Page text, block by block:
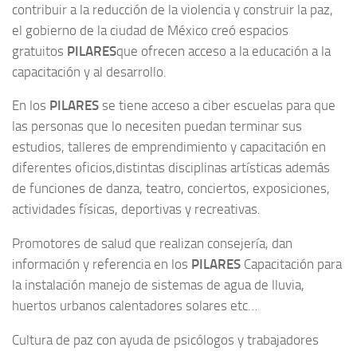
contribuir a la reducción de la violencia y construir la paz,
el gobierno de la ciudad de México creó espacios
gratuitos PILARESque ofrecen acceso a la educación a la
capacitación y al desarrollo.
En los PILARES se tiene acceso a ciber escuelas para que
las personas que lo necesiten puedan terminar sus
estudios, talleres de emprendimiento y capacitación en
diferentes oficios,distintas disciplinas artísticas además
de funciones de danza, teatro, conciertos, exposiciones,
actividades físicas, deportivas y recreativas.
Promotores de salud que realizan consejería, dan
información y referencia en los PILARES Capacitación para
la instalación manejo de sistemas de agua de lluvia,
huertos urbanos calentadores solares etc…
Cultura de paz con ayuda de psicólogos y trabajadores